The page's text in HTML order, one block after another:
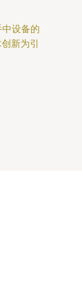
设备的
新为引